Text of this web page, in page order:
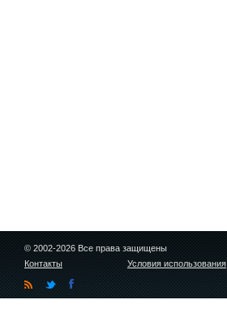
© 2002-2026 Все права защищены
Контакты
Условия использования